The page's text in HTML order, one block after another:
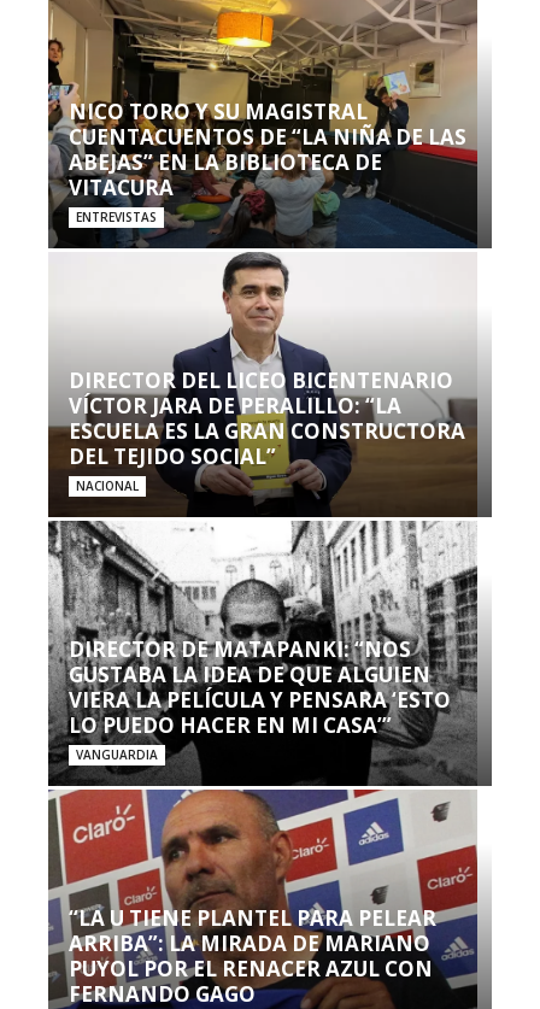
NICO TORO Y SU MAGISTRAL
CUENTACUENTOS DE “LA NIÑA DE LAS
ABEJAS” EN LA BIBLIOTECA DE
VITACURA
ENTREVISTAS
DIRECTOR DEL LICEO BICENTENARIO
VÍCTOR JARA DE PERALILLO: “LA
ESCUELA ES LA GRAN CONSTRUCTORA
DEL TEJIDO SOCIAL”
NACIONAL
DIRECTOR DE MATAPANKI: “NOS
GUSTABA LA IDEA DE QUE ALGUIEN
VIERA LA PELÍCULA Y PENSARA ‘ESTO
LO PUEDO HACER EN MI CASA’”
VANGUARDIA
“LA U TIENE PLANTEL PARA PELEAR
ARRIBA”: LA MIRADA DE MARIANO
PUYOL POR EL RENACER AZUL CON
FERNANDO GAGO